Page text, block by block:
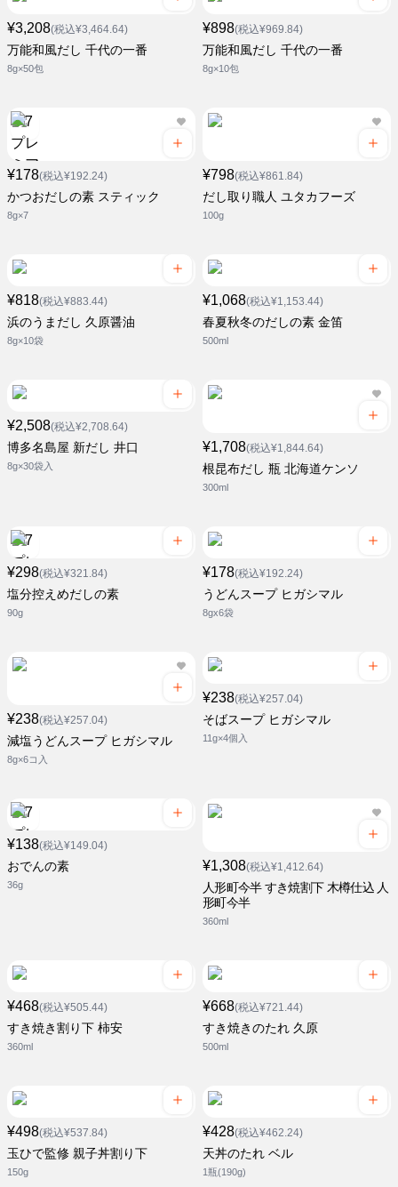
¥3,208(税込¥3,464.64)
万能和風だし 千代の一番
8g×50包
¥898(税込¥969.84)
万能和風だし 千代の一番
8g×10包
¥178(税込¥192.24)
かつおだしの素 スティック
8g×7
¥798(税込¥861.84)
だし取り職人 ユタカフーズ
100g
¥818(税込¥883.44)
浜のうまだし 久原醤油
8g×10袋
¥1,068(税込¥1,153.44)
春夏秋冬のだしの素 金笛
500ml
¥2,508(税込¥2,708.64)
博多名島屋 新だし 井口
8g×30袋入
¥1,708(税込¥1,844.64)
根昆布だし 瓶 北海道ケンソ
300ml
¥298(税込¥321.84)
塩分控えめだしの素
90g
¥178(税込¥192.24)
うどんスープ ヒガシマル
8gx6袋
¥238(税込¥257.04)
減塩うどんスープ ヒガシマル
8g×6コ入
¥238(税込¥257.04)
そばスープ ヒガシマル
11g×4個入
¥138(税込¥149.04)
おでんの素
36g
¥1,308(税込¥1,412.64)
人形町今半 すき焼割下 木樽仕込 人
形町今半
360ml
¥468(税込¥505.44)
すき焼き割り下 柿安
360ml
¥668(税込¥721.44)
すき焼きのたれ 久原
500ml
¥498(税込¥537.84)
玉ひで監修 親子丼割り下
150g
¥428(税込¥462.24)
天丼のたれ ベル
1瓶(190g)